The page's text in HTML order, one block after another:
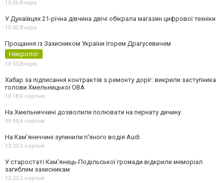
15:06, Вчора
У Дунаївцях 21-річна дівчина двічі обікрала магазин цифрової техніки
15:00, Вчора
Прощання із Захисником України Ігорем Драгусевичем
Некролог
14:53, Вчора
Хабар за підписання контрактів з ремонту доріг: викрили заступника
голови Хмельницької ОВА
10:18, 6 серпня
На Хмельниччині дозволили полювати на пернату дичину
09:59, 6 серпня
На Камʼянеччині зупинили п'яного водія Audi
13:20, 5 серпня
У старостаті Кам’янець-Подільської громади відкрили меморіал
загиблим захисникам
12:20, 5 серпня